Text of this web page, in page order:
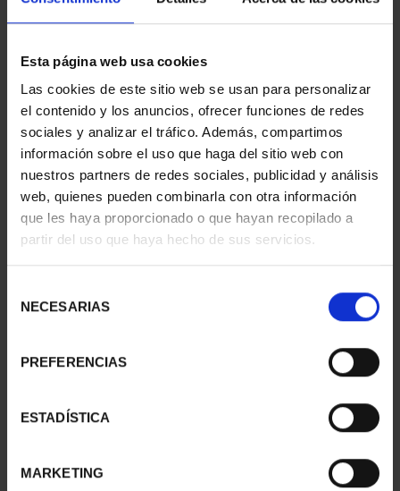
Esta página web usa cookies
Las cookies de este sitio web se usan para personalizar
el contenido y los anuncios, ofrecer funciones de redes
sociales y analizar el tráfico. Además, compartimos
información sobre el uso que haga del sitio web con
nuestros partners de redes sociales, publicidad y análisis
web, quienes pueden combinarla con otra información
que les haya proporcionado o que hayan recopilado a
partir del uso que haya hecho de sus servicios.
NECESARIAS
PREFERENCIAS
ESTADÍSTICA
MARKETING
SUSCRIPCIÓN
CAPITALES DE
PROVINCIA 1
949,00 €
Sólo para usuarios
registrados
SUSCRIPCIÓN
CAPITALES DE
PROVINCIA 2
949,00 €
Sólo para usuarios
registrados
SUSCRIPCIÓN
949,00 €
SUSCRIPCIÓN
CAPITALES DE
PROVINCIA 4
949,00 €